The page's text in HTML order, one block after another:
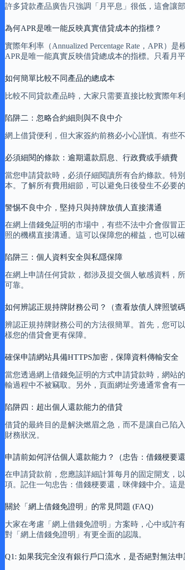
許多貸款產品廣告只強調「月平息」很低，這會讓
為何APR是唯一能反映真實借貸成本的指標？
實際年利率（Annualized Percentage Rate，APR）
APR是唯一能真實反映借貸總成本的指標。只看月
如何簡單比較不同產品的總成本
比較不同貸款產品時，大家只需要直接比較實際年
陷阱二：忽略合約細則與不良中介
網上借貸便利，但大家簽約前務必小心謹慎。有些
必須細閱的條款：逾期還款罰息、行政費或手續費
當您申請貸款時，必須仔細閱讀所有合約條款。特
本。了解所有費用細節，可以避免日後發生不必要的
警惕不良中介，堅持只與持牌放債人直接溝通
在網上借錢免証明的市場中，有些不法中介會假冒
照的機構直接溝通。這可以保障您的權益，也可以
陷阱三：個人資料安全與私隱保障
在網上申請任何貸款，都涉及提交個人敏感資料，
可靠。
如何辨認正規持牌財務公司？（查看放債人牌照號碼
辨認正規持牌財務公司的方法很簡單。首先，您可
樣您的借貸會更有保障。
確保申請網站具備HTTPS加密，保障資料傳輸安全
當您透過網上借錢免証明的方式申請貸款時，網站
輸過程中不被竊取。另外，頁面網址旁邊通常會有
陷阱四：超出個人還款能力的借貸
借貸的最終目的是解決燃眉之急，而不是讓自己陷
財務狀況。
申請前如何評估個人還款能力？（忠告：借錢梗要還
在申請貸款前，您應該詳細計算每月的固定開支，
項。記住一句忠告：借錢梗要還，咪俾錢中介。這
關於「網上借錢免證明」的常見問題 (FAQ)
大家在考慮「網上借錢免證明」方案時，心中或許
對「網上借錢免證明」有更全面的認識。
Q1: 如果我完全沒有銀行戶口流水，是否絕對無法申